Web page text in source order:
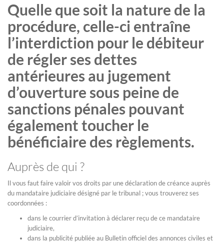
Quelle que soit la nature de la
procédure, celle-ci entraîne
l’interdiction pour le débiteur
de régler ses dettes
antérieures au jugement
d’ouverture sous peine de
sanctions pénales pouvant
également toucher le
bénéficiaire des règlements.
Auprès de qui ?
Il vous faut faire valoir vos droits par une déclaration de créance auprès
du mandataire judiciaire désigné par le tribunal ; vous trouverez ses
coordonnées :
dans le courrier d’invitation à déclarer reçu de ce mandataire
judiciaire,
dans la publicité publiée au Bulletin officiel des annonces civiles et